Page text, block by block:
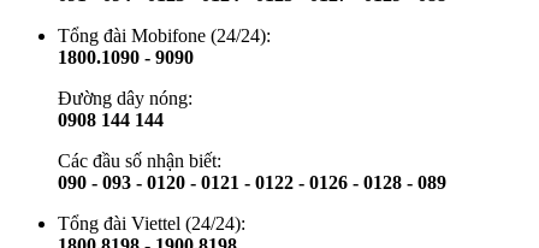
Tổng đài Mobifone (24/24):
1800.1090 - 9090
Đường dây nóng:
0908 144 144
Các đầu số nhận biết:
090 - 093 - 0120 - 0121 - 0122 - 0126 - 0128 - 089
Tổng đài Viettel (24/24):